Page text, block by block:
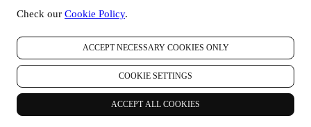
Check our Cookie Policy.
ACCEPT NECESSARY COOKIES ONLY
COOKIE SETTINGS
ACCEPT ALL COOKIES
productos. Estamos interesados en las opiniones de los productos de
mejorar constantemente nuestros productos y servicios. Al final del
proceso de compra, también podemos invitarle a escribir su opinión
del producto. La opinión no es obligatoria, y usted es libre de
enviarla o no.
REORIENTACIÓN / ADAPTACIÓN DE NUESTRAS
OFERTAS Y MEJORA DE LA EXPERIENCIA DEL